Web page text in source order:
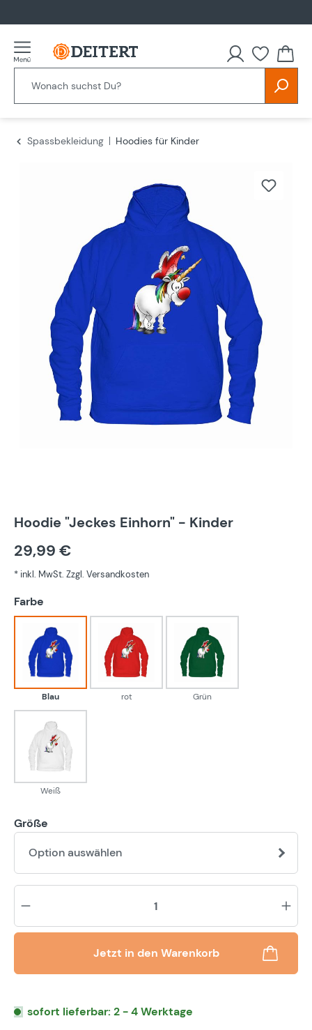
Spassbekleidung
Hoodies für Kinder
Hoodie "Jeckes Einhorn" - Kinder
29,99 €
* inkl. MwSt. Zzgl. Versandkosten
Farbe
Blau
Blau
rot
rot
Grün
Grün
Weiß
Weiß
Größe
Option auswählen
Jetzt in den Warenkorb
sofort lieferbar: 2 - 4 Werktage